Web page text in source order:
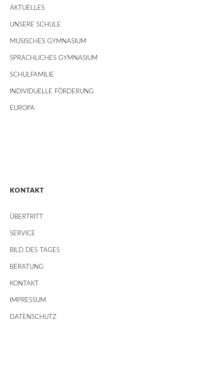
AKTUELLES
UNSERE SCHULE
MUSISCHES GYMNASIUM
SPRACHLICHES GYMNASIUM
SCHULFAMILIE
INDIVIDUELLE FÖRDERUNG
EUROPA
KONTAKT
ÜBERTRITT
SERVICE
BILD DES TAGES
BERATUNG
KONTAKT
IMPRESSUM
DATENSCHUTZ